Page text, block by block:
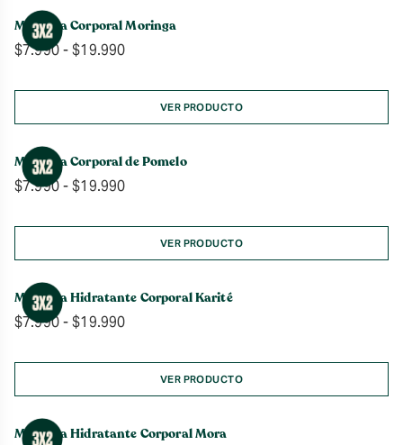
$19.990
Manteca Corporal Moringa
$7.990- $19.990Rango
precios:
desde
$7.990
$19.990
VER PRODUCTO
Manteca Corporal de Pomelo
$7.990- $19.990Rango
precios:
desde
$7.990
$19.990
VER PRODUCTO
Manteca Hidratante Corporal Karité
$7.990- $19.990Rango
precios:
desde
$7.990
$19.990
VER PRODUCTO
Manteca Hidratante Corporal Mora